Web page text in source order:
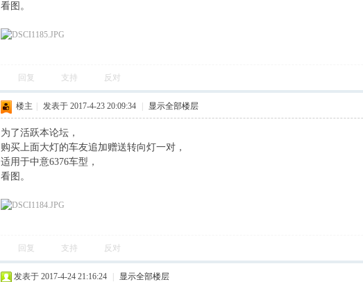
看图。
回复 支持 反对
楼主 发表于 2017-4-23 20:09:34 显示全部楼层
为了活跃本论坛，
购买上面大灯的车友追加赠送转向灯一对，
适用于中意6376车型，
看图。
回复 支持 反对
发表于 2017-4-24 21:16:24 显示全部楼层